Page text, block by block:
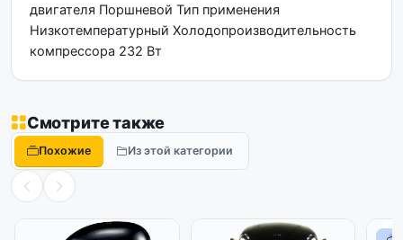
двигателя Поршневой Тип применения
Низкотемпературный Холодопроизводительность
компрессора 232 Вт
Смотрите также
Похожие Из этой категории